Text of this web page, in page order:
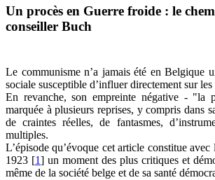
Un procès en Guerre froide : le
conseiller Buch
Le communisme n’a jamais été en Belgique
sociale susceptible d’influer directement sur
En revanche, son empreinte négative - "la
marquée à plusieurs reprises, y compris dans
de craintes réelles, de fantasmes,
multiples.
L’épisode qu’évoque cet article constitue avec
1923 [1] un moment des plus critiques et
même de la société belge et de sa santé